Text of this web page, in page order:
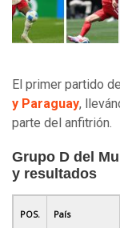
El primer partido
y Paraguay,
parte del anfitrión.
Grupo D del
y resultados
POS. País